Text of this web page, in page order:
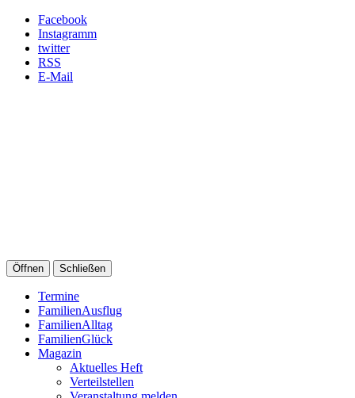
Facebook
Instagramm
twitter
RSS
E-Mail
Öffnen Schließen
Termine
FamilienAusflug
FamilienAlltag
FamilienGlück
Magazin
Aktuelles Heft
Verteilstellen